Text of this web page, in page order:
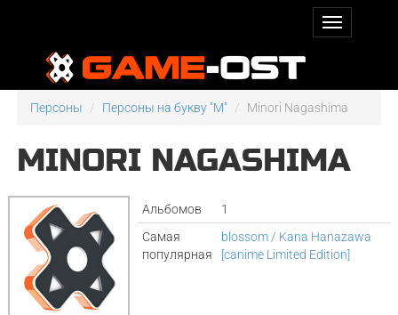
Персоны Персоны на букву "M" Minori Nagashima
MINORI NAGASHIMA
Альбомов
1
Самая
популярная
blossom / Kana Hanazawa
[canime Limited Edition]